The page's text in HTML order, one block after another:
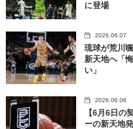
に登場
2026.06.07
琉球が荒川
新天地へ「
い」
2026.06.06
【6月6日の
ーの新天地